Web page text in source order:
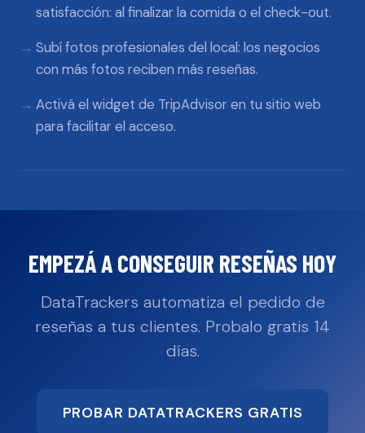
satisfacción: al finalizar la comida o el check-out.
Subí fotos profesionales del local: los negocios
con más fotos reciben más reseñas.
Activá el widget de TripAdvisor en tu sitio web
para facilitar el acceso.
EMPEZÁ A CONSEGUIR RESEÑAS HOY
DataTrackers automatiza el pedido de
reseñas a tus clientes. Probalo gratis 14
días.
PROBAR DATATRACKERS GRATIS